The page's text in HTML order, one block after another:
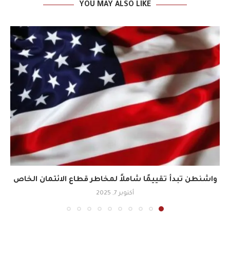
YOU MAY ALSO LIKE
واشنطن تبدأ تقييمًا شاملاً لمخاطر قطاع الائتمان الخاص
أكتوبر 7, 2025